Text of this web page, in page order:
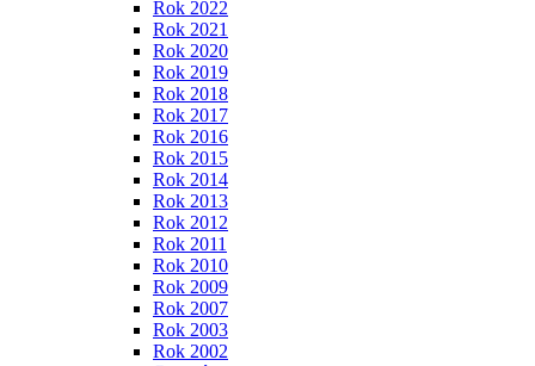
Rok 2022
Rok 2021
Rok 2020
Rok 2019
Rok 2018
Rok 2017
Rok 2016
Rok 2015
Rok 2014
Rok 2013
Rok 2012
Rok 2011
Rok 2010
Rok 2009
Rok 2007
Rok 2003
Rok 2002